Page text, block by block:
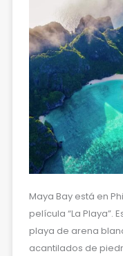
Maya Bay está en
película “La Playa”.
playa de arena
acantilados de